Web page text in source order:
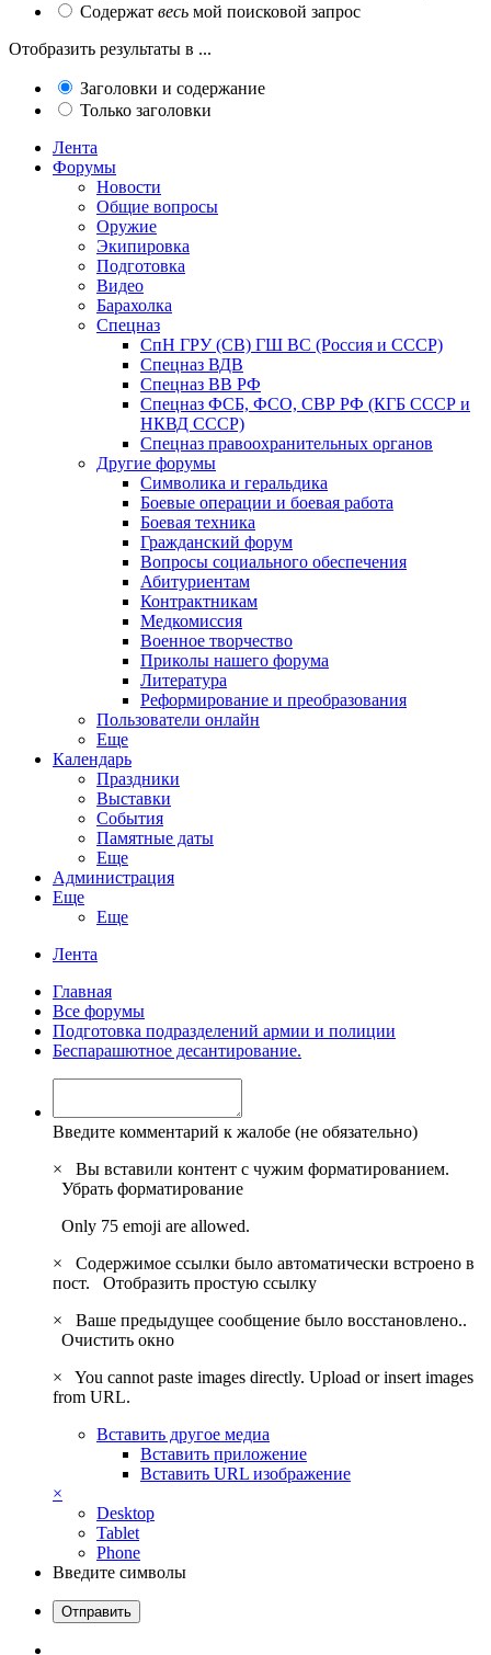
Содержат весь мой поисковой запрос
Отобразить результаты в ...
Заголовки и содержание
Только заголовки
Лента
Форумы
Новости
Общие вопросы
Оружие
Экипировка
Подготовка
Видео
Барахолка
Спецназ
СпН ГРУ (СВ) ГШ ВС (Россия и СССР)
Спецназ ВДВ
Спецназ ВВ РФ
Спецназ ФСБ, ФСО, СВР РФ (КГБ СССР и
НКВД СССР)
Спецназ правоохранительных органов
Другие форумы
Символика и геральдика
Боевые операции и боевая работа
Боевая техника
Гражданский форум
Вопросы социального обеспечения
Абитуриентам
Контрактникам
Медкомиссия
Военное творчество
Приколы нашего форума
Литература
Реформирование и преобразования
Пользователи онлайн
Еще
Календарь
Праздники
Выставки
События
Памятные даты
Еще
Администрация
Еще
Еще
Лента
Главная
Все форумы
Подготовка подразделений армии и полиции
Беспарашютное десантирование.
Введите комментарий к жалобе (не обязательно)
×
Вы вставили контент с чужим форматированием.
Убрать форматирование
Only 75 emoji are allowed.
×
Содержимое ссылки было автоматически встроено в
пост. Отобразить простую ссылку
×
Ваше предыдущее сообщение было восстановлено..
Очистить окно
×
You cannot paste images directly. Upload or insert images
from URL.
Вставить другое медиа
Вставить приложение
Вставить URL изображение
×
Desktop
Tablet
Phone
Введите символы
Отправить